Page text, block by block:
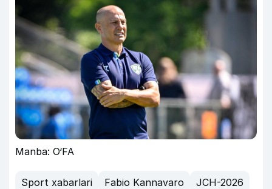
Manba: O‘FA
Sport xabarlari Fabio Kannavaro
JCH-2026